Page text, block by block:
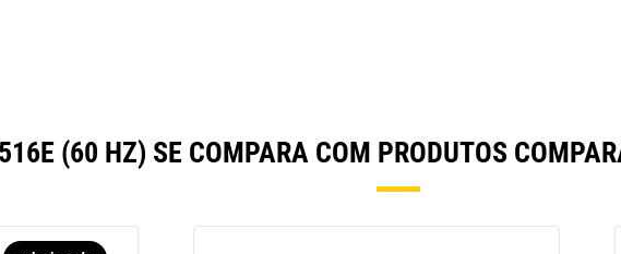
(60 HZ) SE COMPARA COM PRODUTOS